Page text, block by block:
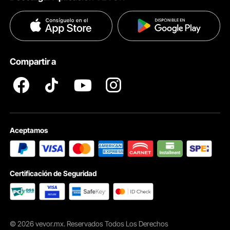
Una cuerda suave y afelpada crea una atmósfera de entrada de
alta gama
Ayuda & FAQs
Términos & Condiciones
Políticas de Privacidad
Compartir a
Aceptamos
Certificación de Seguridad
© 2026 vevor.mx. Reservados Todos Los Derechos